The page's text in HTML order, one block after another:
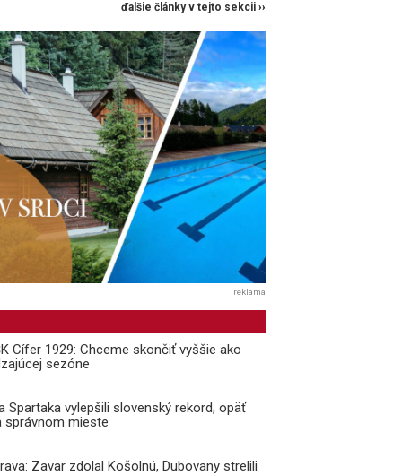
ďalšie články v tejto sekcii ››
reklama
Cífer 1929: Chceme skončiť vyššie ako
sezóne
Spartaka vylepšili slovenský rekord, opäť
správnom mieste
Zavar zdolal Košolnú, Dubovany strelili